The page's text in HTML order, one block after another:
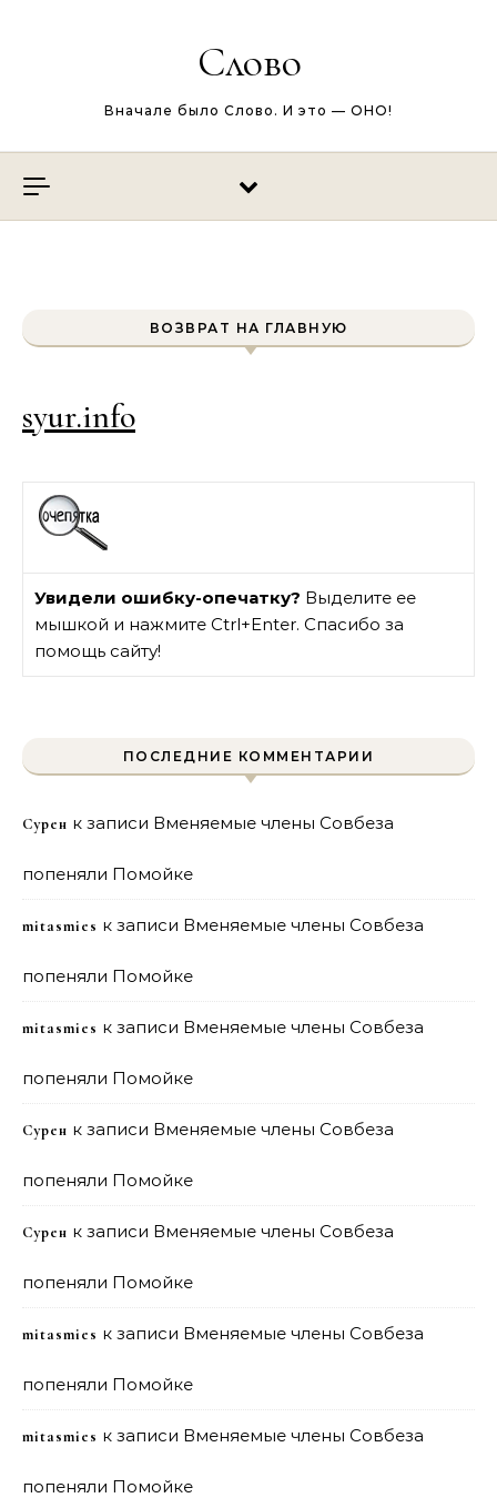
Слово
Вначале было Слово. И это — ОНО!
ВОЗВРАТ НА ГЛАВНУЮ
syur.info
Увидели ошибку-опечатку? Выделите ее
мышкой и нажмите Ctrl+Enter. Спасибо за
помощь сайту!
ПОСЛЕДНИЕ КОММЕНТАРИИ
Сурен к записи Вменяемые члены Совбеза
попеняли Помойке
mitasmies к записи Вменяемые члены Совбеза
попеняли Помойке
mitasmies к записи Вменяемые члены Совбеза
попеняли Помойке
Сурен к записи Вменяемые члены Совбеза
попеняли Помойке
Сурен к записи Вменяемые члены Совбеза
попеняли Помойке
mitasmies к записи Вменяемые члены Совбеза
попеняли Помойке
mitasmies к записи Вменяемые члены Совбеза
попеняли Помойке